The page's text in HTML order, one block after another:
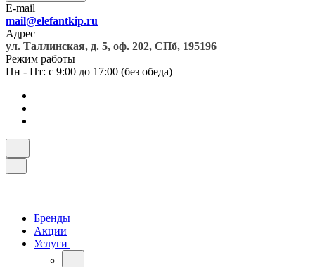
E-mail
mail@elefantkip.ru
Адрес
ул. Таллинская, д. 5, оф. 202, СПб, 195196
Режим работы
Пн - Пт: с 9:00 до 17:00 (без обеда)
Бренды
Акции
Услуги